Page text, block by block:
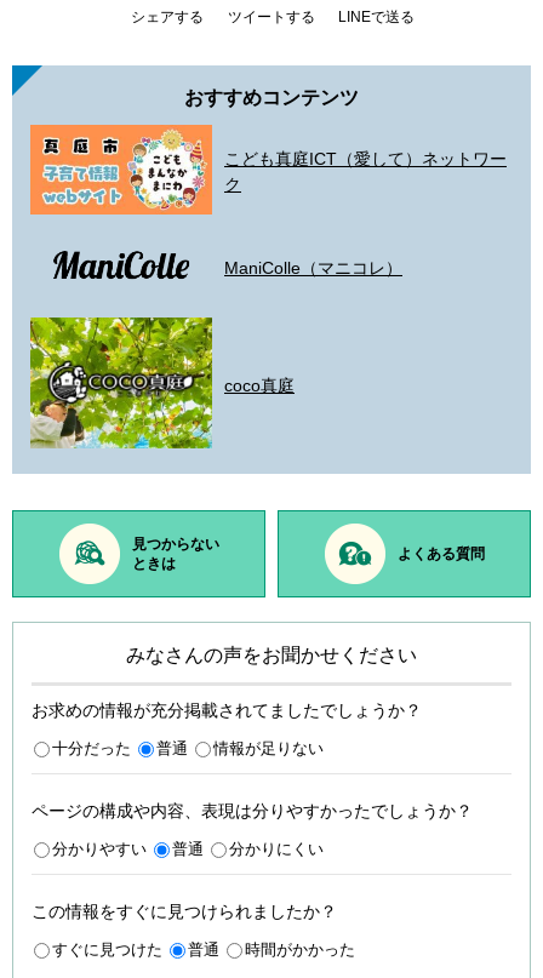
シェアする ツイートする LINEで送る
おすすめコンテンツ
こども真庭ICT（愛して）ネットワー
ク
ManiColle（マニコレ）
coco真庭
見つからない
ときは
よくある質問
みなさんの声をお聞かせください
お求めの情報が充分掲載されてましたでしょうか？
十分だった 普通 情報が足りない
ページの構成や内容、表現は分りやすかったでしょうか？
分かりやすい 普通 分かりにくい
この情報をすぐに見つけられましたか？
すぐに見つけた 普通 時間がかかった